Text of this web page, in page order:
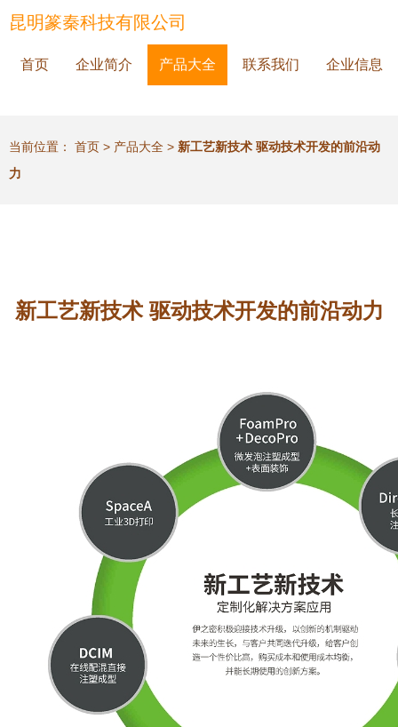
昆明篆秦科技有限公司
首页 企业简介 产品大全 联系我们 企业信息
当前位置： 首页 > 产品大全 > 新工艺新技术 驱动技术开发的前沿动
力
新工艺新技术 驱动技术开发的前沿动力